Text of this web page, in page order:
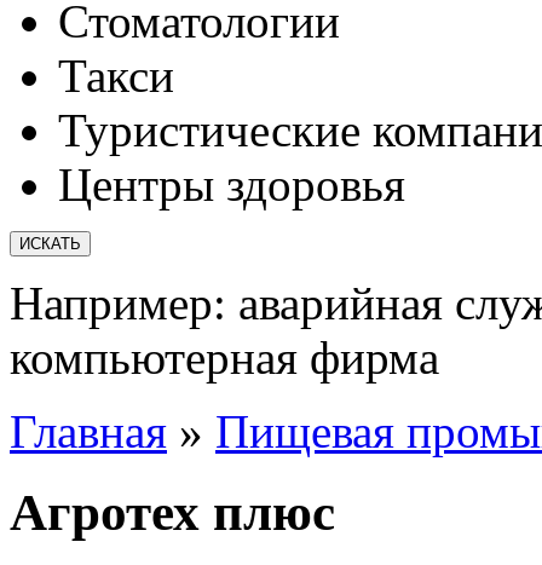
Стоматологии
Такси
Туристические
Центры здоровья
Например: аварийная
компьютерная фирма
Главная » Пищевая
Агротех плюс